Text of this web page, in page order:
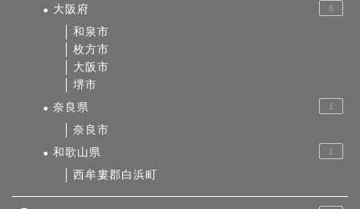
大阪府 6
和泉市
枚方市
大阪市
堺市
奈良県
1
奈良市
和歌山県
1
西牟婁郡白浜町